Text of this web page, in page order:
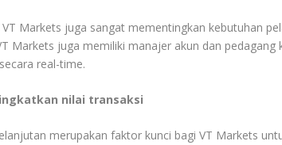
Markets juga sangat mementingkan kebutuhan
Markets juga memiliki manajer akun dan pedagang
real-time.
nilai transaksi
merupakan faktor kunci bagi VT Markets